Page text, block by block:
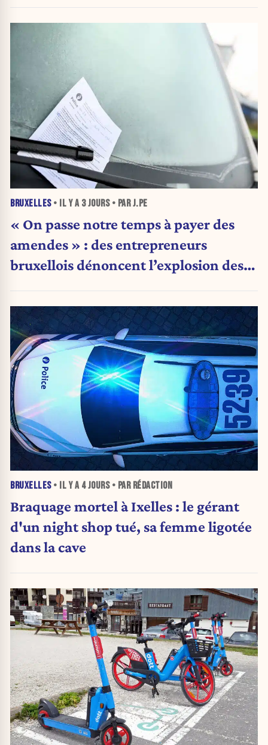
BRUXELLES• IL Y A 3 JOURS• PAR J.PE
« On passe notre temps à payer des
amendes » : des entrepreneurs
bruxellois dénoncent l’explosion des
BRUXELLES• IL Y A 4 JOURS• PAR RÉDACTION
Braquage mortel à Ixelles : le gérant
d'un night shop tué, sa femme ligotée
dans la cave